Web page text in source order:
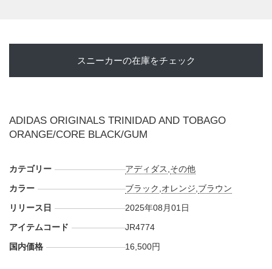
スニーカーの在庫をチェック
ADIDAS ORIGINALS TRINIDAD AND TOBAGO
ORANGE/CORE BLACK/GUM
カテゴリー アディダス その他
カラー
ブラック オレンジ ブラウン
リリース日
2025年08月01日
アイテムコード
JR4774
国内価格
16,500円